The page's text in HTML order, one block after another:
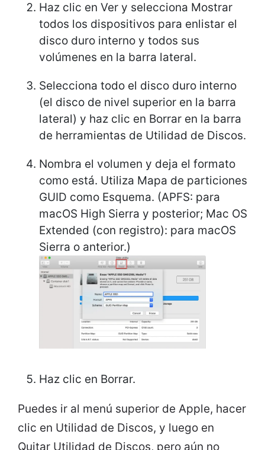
Haz clic en Ver y selecciona Mostrar
todos los dispositivos para enlistar el
disco duro interno y todos sus
volúmenes en la barra lateral.
Selecciona todo el disco duro interno
(el disco de nivel superior en la barra
lateral) y haz clic en Borrar en la barra
de herramientas de Utilidad de Discos.
Nombra el volumen y deja el formato
como está. Utiliza Mapa de particiones
GUID como Esquema. (APFS: para
macOS High Sierra y posterior; Mac OS
Extended (con registro): para macOS
Sierra o anterior.)
Haz clic en Borrar.
Puedes ir al menú superior de Apple, hacer
clic en Utilidad de Discos, y luego en
Quitar Utilidad de Discos, pero aún no